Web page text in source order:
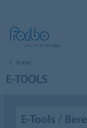
Home
E-TOOLS
E-Tools /